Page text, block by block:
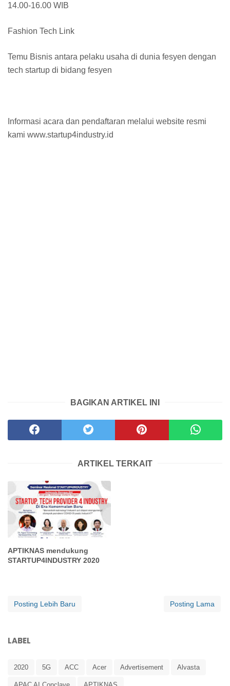
14.00-16.00 WIB
Fashion Tech Link
Temu Bisnis antara pelaku usaha di dunia fesyen dengan
tech startup di bidang fesyen
Informasi acara dan pendaftaran melalui website resmi
kami www.startup4industry.id
BAGIKAN ARTIKEL INI
ARTIKEL TERKAIT
APTIKNAS mendukung
STARTUP4INDUSTRY 2020
Posting Lebih Baru Posting Lama
LABEL
2020 5G ACC Acer Advertisement Alvasta